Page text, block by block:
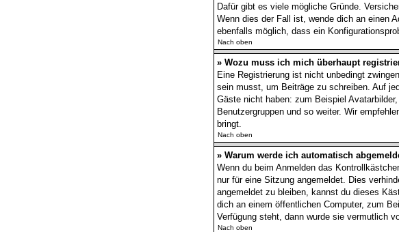
Dafür gibt es viele mögliche Gründe.
Wenn dies der Fall ist, wende dich an einen
ebenfalls möglich, dass ein
Nach oben
» Wozu muss ich mich überhaupt
Eine Registrierung ist nicht unbedingt
sein musst, um Beiträge zu schreiben. Auf
Gäste nicht haben: zum Beispiel
Benutzergruppen und so weiter. Wir
bringt.
Nach oben
» Warum werde ich automatisch
Wenn du beim Anmelden das
nur für eine Sitzung angemeldet. Dies
angemeldet zu bleiben, kannst du dieses
dich an einem öffentlichen Computer, zum
Verfügung steht, dann wurde sie vermutlich
Nach oben